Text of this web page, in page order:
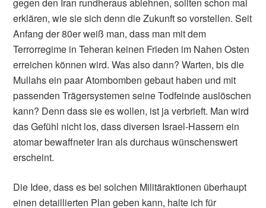
erklären, wie sie sich denn die Zukunft so vorstellen. Seit
Anfang der 80er weiß man, dass man mit dem
Terrorregime in Teheran keinen Frieden im Nahen Osten
erreichen können wird. Was also dann? Warten, bis die
Mullahs ein paar Atombomben gebaut haben und mit
passenden Trägersystemen seine Todfeinde auslöschen
kann? Denn dass sie es wollen, ist ja verbrieft. Man wird
das Gefühl nicht los, dass diversen Israel-Hassern ein
atomar bewaffneter Iran als durchaus wünschenswert
erscheint.
Die Idee, dass es bei solchen Militäraktionen überhaupt
einen detaillierten Plan geben kann, halte ich für